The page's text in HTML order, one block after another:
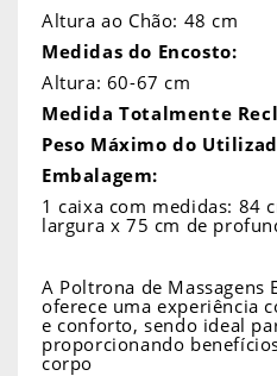
Altura ao Chão: 48 cm
Medidas do Encosto:
Altura: 60-67 cm
Medida Totalmente
Peso Máximo do
Embalagem:
1 caixa com medidas: 84
largura x 75 cm de
A Poltrona de Massagens
oferece uma experiência
e conforto, sendo ideal
proporcionando
corpo